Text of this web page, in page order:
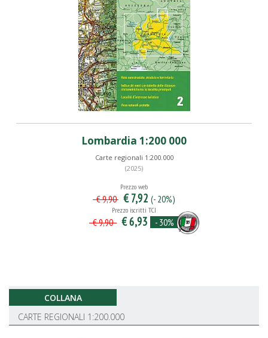
Lombardia 1:200 000
Carte regionali 1:200.000
(2025)
Prezzo web
€ 9,90 € 7,92 (- 20%)
Prezzo iscritti TCI
€ 9,90 € 6,93 - 30%
COLLANA
CARTE REGIONALI 1:200.000